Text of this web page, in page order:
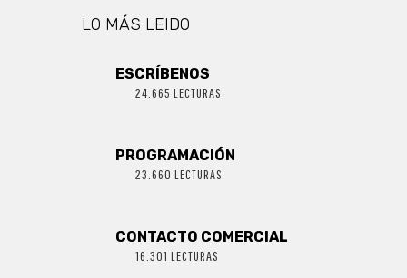
LO MÁS LEIDO
ESCRÍBENOS
24.665 LECTURAS
PROGRAMACIÓN
23.660 LECTURAS
CONTACTO COMERCIAL
16.301 LECTURAS